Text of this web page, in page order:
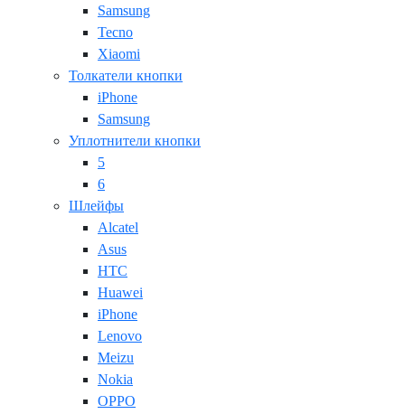
Samsung
Tecno
Xiaomi
Толкатели кнопки
iPhone
Samsung
Уплотнители кнопки
5
6
Шлейфы
Alcatel
Asus
HTC
Huawei
iPhone
Lenovo
Meizu
Nokia
OPPO